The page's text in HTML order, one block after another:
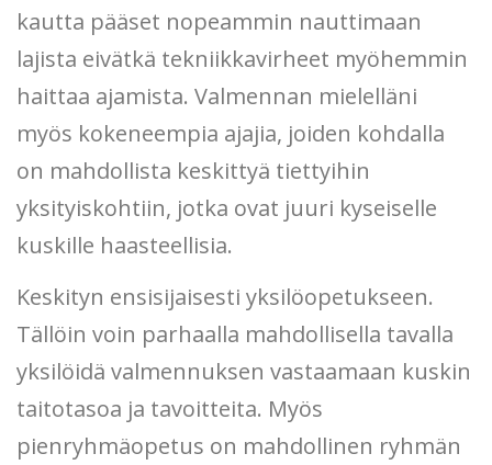
kautta pääset nopeammin nauttimaan
lajista eivätkä tekniikkavirheet myöhemmin
haittaa ajamista. Valmennan mielelläni
myös kokeneempia ajajia, joiden kohdalla
on mahdollista keskittyä tiettyihin
yksityiskohtiin, jotka ovat juuri kyseiselle
kuskille haasteellisia.
Keskityn ensisijaisesti yksilöopetukseen.
Tällöin voin parhaalla mahdollisella tavalla
yksilöidä valmennuksen vastaamaan kuskin
taitotasoa ja tavoitteita. Myös
pienryhmäopetus on mahdollinen ryhmän